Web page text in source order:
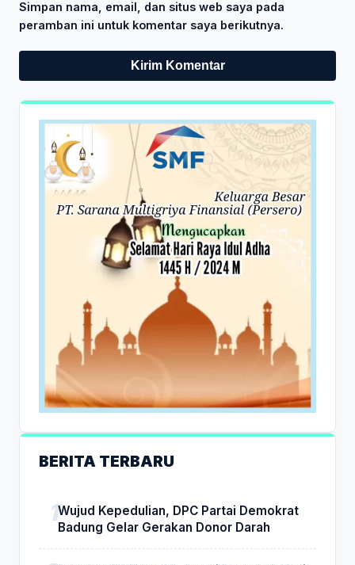
Simpan nama, email, dan situs web saya pada
peramban ini untuk komentar saya berikutnya.
BERITA TERBARU
Wujud Kepedulian, DPC Partai Demokrat
Badung Gelar Gerakan Donor Darah